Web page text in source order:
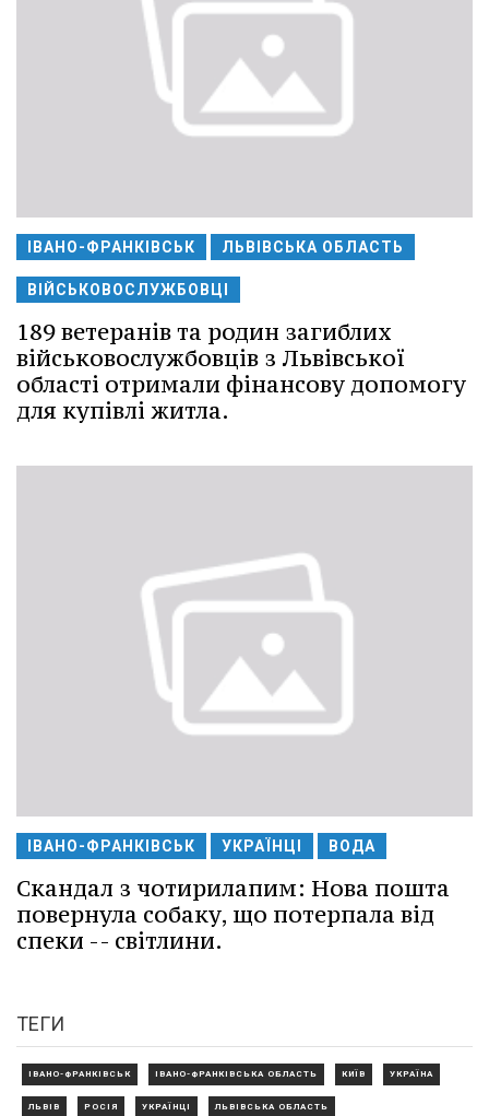
ІВАНО-ФРАНКІВСЬК ЛЬВІВСЬКА ОБЛАСТЬ
ВІЙСЬКОВОСЛУЖБОВЦІ
189 ветеранів та родин загиблих
військовослужбовців з Львівської
області отримали фінансову допомогу
для купівлі житла.
ІВАНО-ФРАНКІВСЬК УКРАЇНЦІ ВОДА
Скандал з чотирилапим: Нова пошта
повернула собаку, що потерпала від
спеки -- світлини.
ТЕГИ
ІВАНО-ФРАНКІВСЬК ІВАНО-ФРАНКІВСЬКА ОБЛАСТЬ КИЇВ УКРАЇНА
ЛЬВІВ РОСІЯ УКРАЇНЦІ ЛЬВІВСЬКА ОБЛАСТЬ